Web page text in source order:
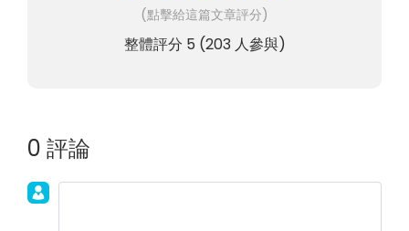
(點擊給這篇文章評分)
整體評分 5 (203 人參與)
0 評論